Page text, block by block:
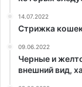
14.07.2022
Стрижка
09.06.2022
Черные и
внешний вид,